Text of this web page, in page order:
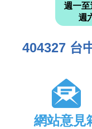
週一
週
404327 台
網站意見